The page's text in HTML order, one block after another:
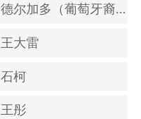
德尔加多（葡萄牙裔中国籍）
王大雷
石柯
王彤